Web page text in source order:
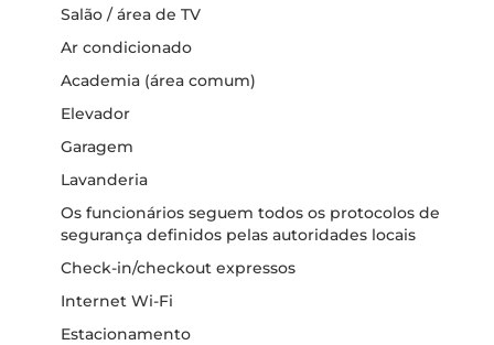
Salão / área de TV
Ar condicionado
Academia (área comum)
Elevador
Garagem
Lavanderia
Os funcionários seguem todos os protocolos de
segurança definidos pelas autoridades locais
Check-in/checkout expressos
Internet Wi-Fi
Estacionamento